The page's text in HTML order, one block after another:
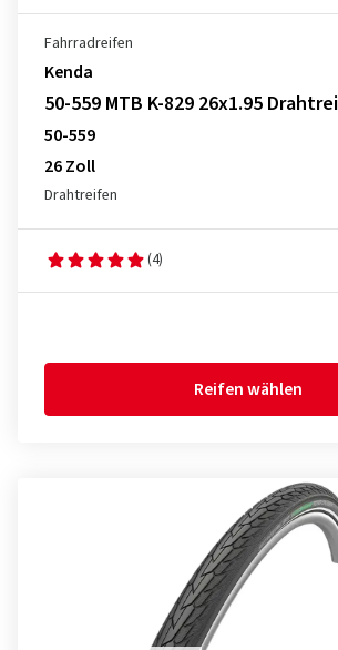
Fahrradreifen
Kenda
50-559 MTB K-829 26x1.95
50-559
26 Zoll
Drahtreifen
(4)
Reifen wählen